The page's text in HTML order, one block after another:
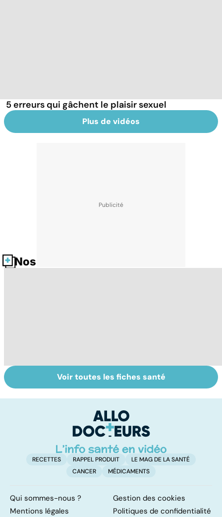
5 erreurs qui gâchent le plaisir sexuel
Plus de vidéos
Nos fiches santé
Sexualité,
infertilité et
Le sperme : son
odeur, sa couleur,
Voir toutes les fiches santé
RECETTES RAPPEL PRODUIT
LE MAG DE LA SANTÉ
CANCER
MÉDICAMENTS
Qui sommes-nous ?
Gestion des cookies
Mentions légales
Politiques de confidentialité